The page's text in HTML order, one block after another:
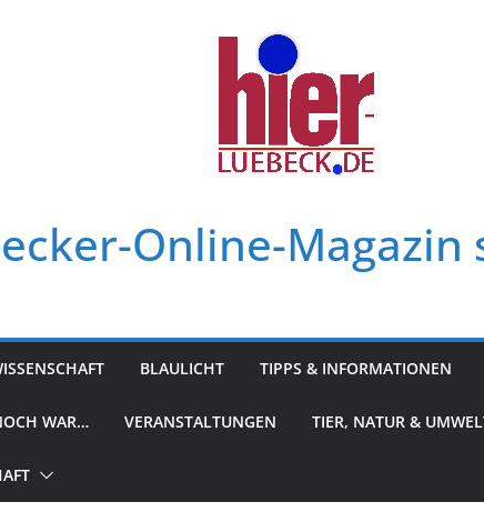
Online-Magazin
BLAULICHT TIPPS & INFORMATIONEN
WAR… VERANSTALTUNGEN TIER, NATUR &